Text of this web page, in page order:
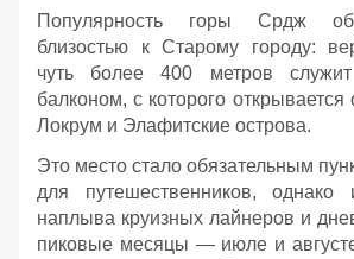
Популярность горы Срдж
близостью к Старому городу:
чуть более 400 метров служит
балконом, с которого открывается
Локрум и Элафитские острова.
Это место стало обязательным
для путешественников, однако
наплыва круизных лайнеров и
пиковые месяцы — июле и